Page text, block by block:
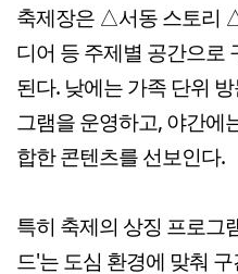
축제장은 △서동 스토리
디어 등 주제별 공간으로
된다. 낮에는 가족 단위
그램을 운영하고, 야간에
합한 콘텐츠를 선보인다.
특히 축제의 상징 프로그
드'는 도심 환경에 맞춰